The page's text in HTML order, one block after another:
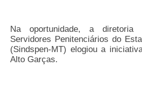
Na oportunidade, a diretoria
Servidores Penitenciários do
(Sindspen-MT) elogiou a
Alto Garças.